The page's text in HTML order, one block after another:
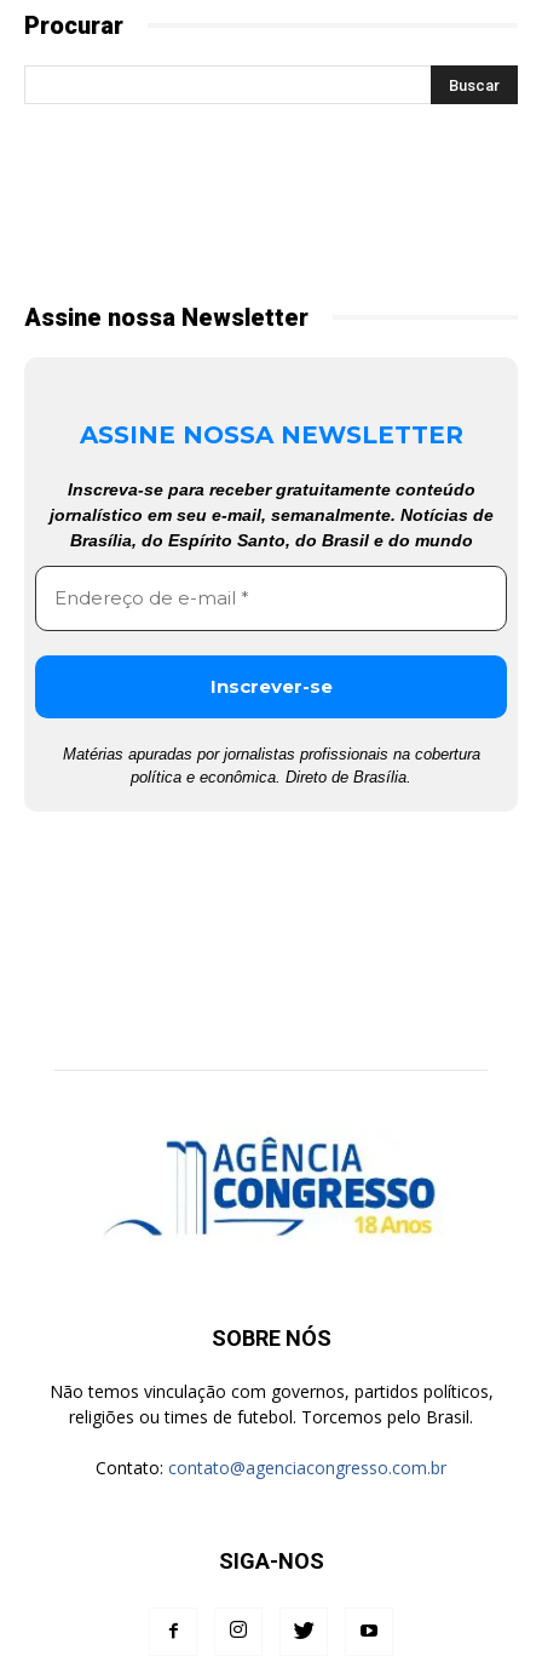
Procurar
Assine nossa Newsletter
ASSINE NOSSA NEWSLETTER
Inscreva-se para receber gratuitamente conteúdo
jornalístico em seu e-mail, semanalmente. Notícias de
Brasília, do Espírito Santo, do Brasil e do mundo
Matérias apuradas por jornalistas profissionais na cobertura
política e econômica. Direto de Brasília.
SOBRE NÓS
Não temos vinculação com governos, partidos políticos,
religiões ou times de futebol. Torcemos pelo Brasil.
Contato: contato@agenciacongresso.com.br
SIGA-NOS